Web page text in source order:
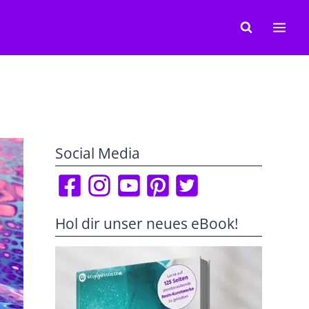
Social Media
Hol dir unser neues eBook!